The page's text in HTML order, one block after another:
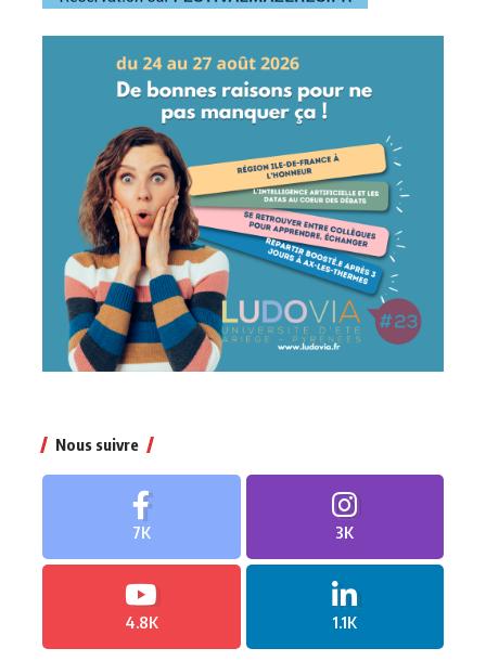
Nous suivre
7K 3K
4.8K 1.1K